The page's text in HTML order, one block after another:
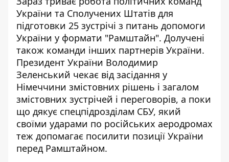
України та Сполучених Штатів для
підготовки 25 зустрічі з питань допомоги
України у формати "Рамштайн". Долучені
також команди інших партнерів України.
Президент України Володимир
Зеленський чекає від засідання у
Німеччини змістовних рішень і загалом
змістовних зустрічей і переговорів, а поки
що дякує спецпідрозділам СБУ, який
своїми ударами по російських аеродромах
теж допомагає посилити позиції України
перед Рамштайном.